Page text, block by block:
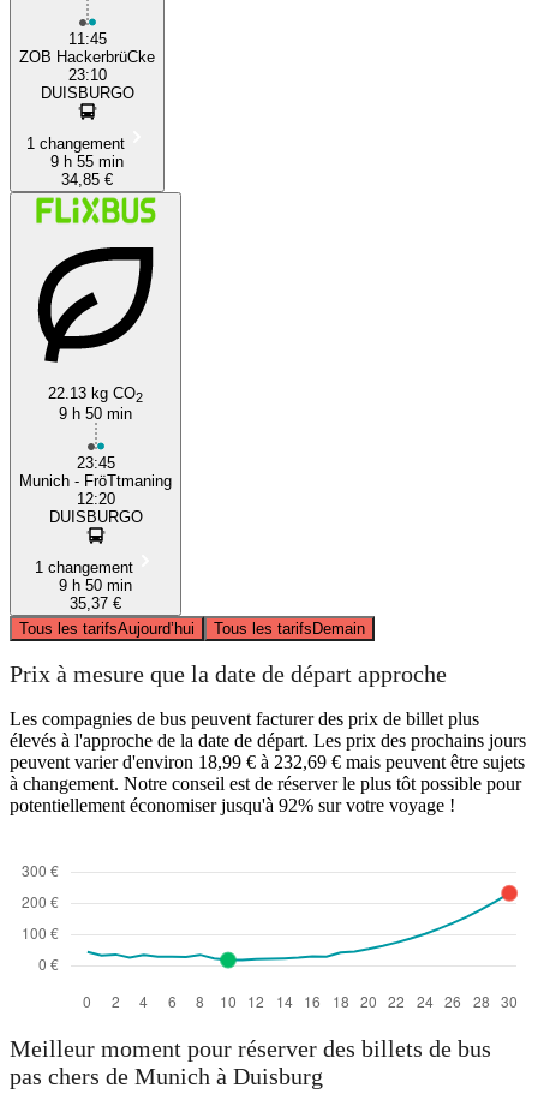
11:45
ZOB HackerbrüCke
23:10
DUISBURGO
1 changement
9 h 55 min
34,85 €
22.13 kg CO2
9 h 50 min
23:45
Munich - FröTtmaning
12:20
DUISBURGO
1 changement
9 h 50 min
35,37 €
Tous les tarifsAujourd’hui Tous les tarifsDemain
Prix à mesure que la date de départ approche
Les compagnies de bus peuvent facturer des prix de billet plus
élevés à l'approche de la date de départ. Les prix des prochains jours
peuvent varier d'environ 18,99 € à 232,69 € mais peuvent être sujets
à changement. Notre conseil est de réserver le plus tôt possible pour
potentiellement économiser jusqu'à 92% sur votre voyage !
Meilleur moment pour réserver des billets de bus
pas chers de Munich à Duisburg